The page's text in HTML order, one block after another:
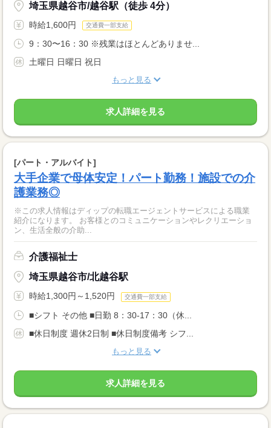
埼玉県越谷市/越谷駅（徒歩 4分）
時給1,600円 交通費一部支給
9：30〜16：30 ※残業はほとんどありませ...
土曜日 日曜日 祝日
もっと見る
求人詳細を見る
[パート・アルバイト]
大手企業で母体安定！パート勤務！施設での介
護業務◎
※この求人情報はディップの転職エージェントサービスによる職業
紹介になります。 お客様とのコミュニケーションやレクリエーショ
ン、生活全般の介助...
介護福祉士
埼玉県越谷市/北越谷駅
時給1,300円～1,520円 交通費一部支給
■シフト その他 ■日勤 8：30-17：30（休...
■休日制度 週休2日制 ■休日制度備考 シフ...
もっと見る
求人詳細を見る